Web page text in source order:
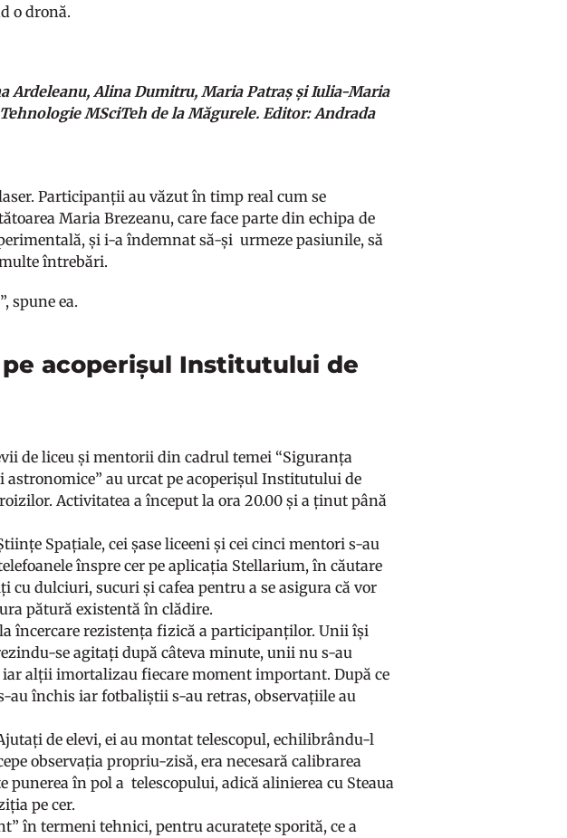
o dronă.
Ardeleanu, Alina Dumitru, Maria Patraș și Iulia-Maria
MSciTeh de la Măgurele. Editor: Andrada
Participanții au văzut în timp real cum se
Maria Brezeanu, care face parte din echipa de
și i-a îndemnat să-și urmeze pasiunile, să
întrebări.
spune ea.
acoperișul Institutului de
de liceu și mentorii din cadrul temei “Siguranța
au urcat pe acoperișul Institutului de
Activitatea a început la ora 20.00 și a ținut până
Spațiale, cei șase liceeni și cei cinci mentori s-au
înspre cer pe aplicația Stellarium, în căutare
cu dulciuri, sucuri și cafea pentru a se asigura că vor
pătură existentă în clădire.
încercare rezistența fizică a participanților. Unii își
se agitați după câteva minute, unii nu s-au
alții imortalizau fiecare moment important. După ce
au închis iar fotbaliștii s-au retras, observațiile au
de elevi, ei au montat telescopul, echilibrându-l
observația propriu-zisă, era necesară calibrarea
punerea în pol a telescopului, adică alinierea cu Steaua
pe cer.
în termeni tehnici, pentru acuratețe sporită, ce a